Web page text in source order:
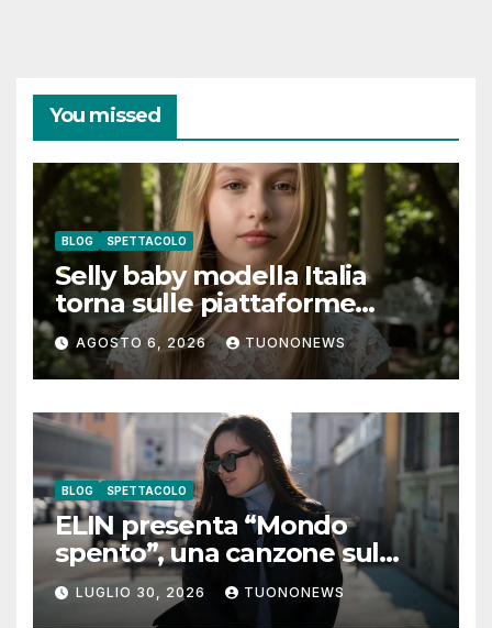
You missed
BLOG SPETTACOLO
Selly baby modella Italia
torna sulle piattaforme
digitali con “Luna lei mi
guarda”
AGOSTO 6, 2026 TUONONEWS
BLOG SPETTACOLO
ELIN presenta “Mondo
spento”, una canzone sul
coraggio di lasciare andare i
pensieri negativi
LUGLIO 30, 2026 TUONONEWS